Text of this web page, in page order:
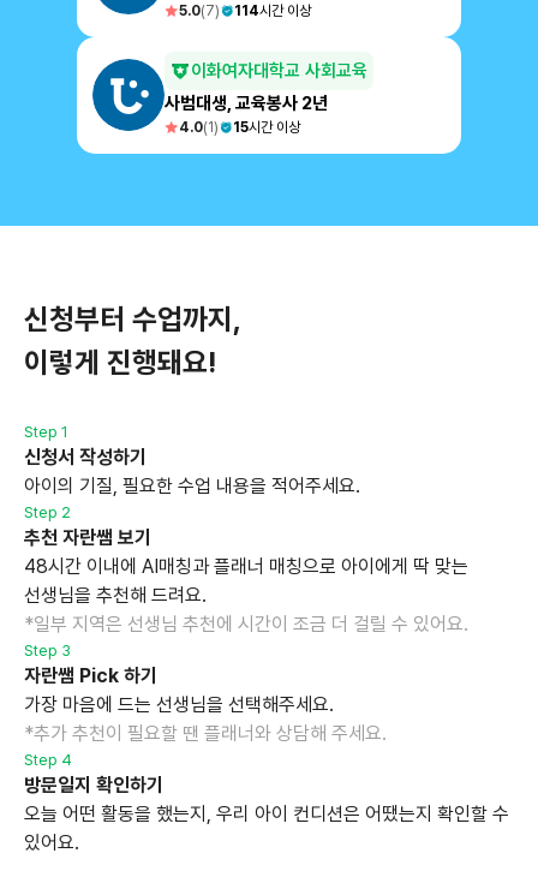
5.0(7) 114시간 이상
이화여자대학교 사회교육
사범대생, 교육봉사 2년
4.0(1) 15시간 이상
신청부터 수업까지,
이렇게 진행돼요!
Step 1
신청서 작성하기
아이의 기질, 필요한 수업 내용을 적어주세요.
Step 2
추천 자란쌤 보기
48시간 이내에 AI매칭과 플래너 매칭으로 아이에게 딱 맞는
선생님을 추천해 드려요.
*일부 지역은 선생님 추천에 시간이 조금 더 걸릴 수 있어요.
Step 3
자란쌤 Pick 하기
가장 마음에 드는 선생님을 선택해주세요.
*추가 추천이 필요할 땐 플래너와 상담해 주세요.
Step 4
방문일지 확인하기
오늘 어떤 활동을 했는지, 우리 아이 컨디션은 어땠는지 확인할 수
있어요.